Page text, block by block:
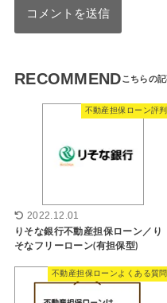
RECOMMEND
不動産担保ローン評判
2022.12.01
りそな銀行不動産担保ローン／り
そなフリーローン(有担保型)
不動産担保ローンよくある質問